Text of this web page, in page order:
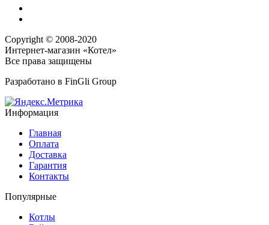
Copyright © 2008-2020
Интернет-магазин «Котел»
Все права защищены
Разработано в FinGli Group
Информация
Главная
Оплата
Доставка
Гарантия
Контакты
Популярные
Котлы